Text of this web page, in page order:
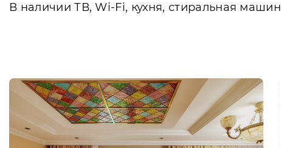
В наличии ТВ, Wi-Fi, кухня, стиральная